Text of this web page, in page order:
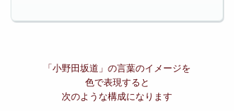
「小野田坂道」の言葉のイメージを
色で表現すると
次のような構成になります